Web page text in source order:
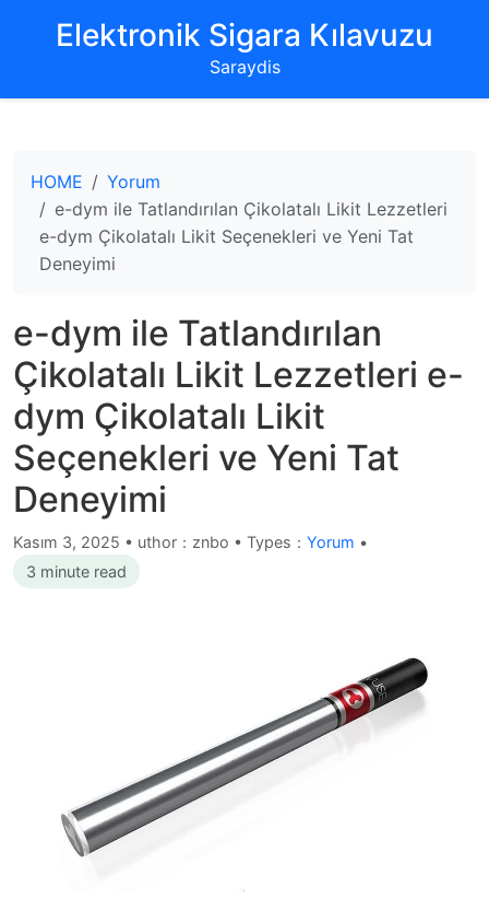
‌Elektronik Sigara Kılavuzu‌
Saraydis
HOME
Yorum
e-dym ile Tatlandırılan Çikolatalı Likit Lezzetleri
e-dym Çikolatalı Likit Seçenekleri ve Yeni Tat
Deneyimi
e-dym ile Tatlandırılan
Çikolatalı Likit Lezzetleri e-
dym Çikolatalı Likit
Seçenekleri ve Yeni Tat
Deneyimi
Kasım 3, 2025 • uthor：znbo • Types： Yorum •
3 minute read